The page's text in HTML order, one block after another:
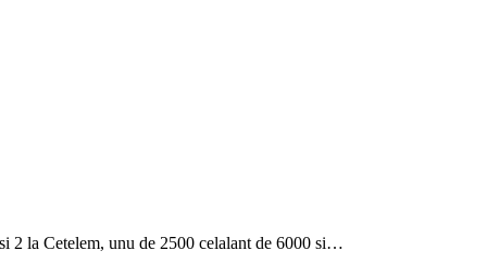
2 la Cetelem, unu de 2500 celalant de 6000 si…